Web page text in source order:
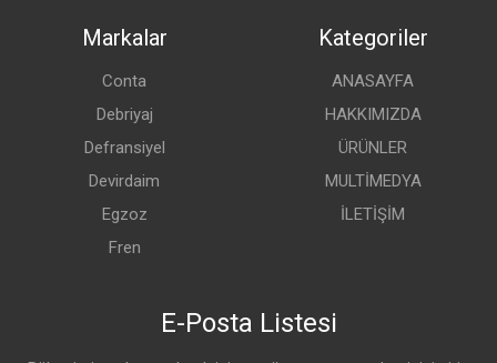
Markalar
Conta
Debriyaj
Defransiyel
Devirdaim
Egzoz
Fren
Kategoriler
ANASAYFA
HAKKIMIZDA
ÜRÜNLER
MULTİMEDYA
İLETİŞİM
E-Posta Listesi